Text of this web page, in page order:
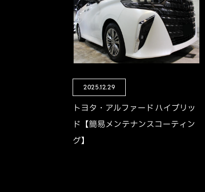
2025.12.29
トヨタ・アルファード ハイブリッ
ド【簡易メンテナンスコーティン
グ】